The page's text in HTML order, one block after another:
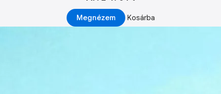
Megnézem Kosárba